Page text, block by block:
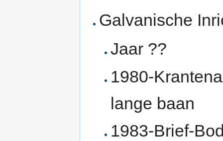
Galvanische
Jaar ??
1980-
lange baan
1983-Brief-